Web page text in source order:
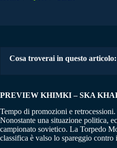
Cosa troverai in questo articolo:
PREVIEW KHIMKI – SKA
Tempo di promozioni e
Nonostante una situazione politica,
campionato sovietico. La Torpedo
classifica è valso lo spareggio